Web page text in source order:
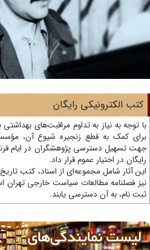
الکترونیکی رایگان
کمک به قطع زنجیره شیوع آن،
تسهیل دسترسی پژوهشگران در ایام
در اختیار عموم قرار داد.
آثار شامل مجموعه‌ای از اسناد، کتب تاریخ
فصلنامه مطالعات سیاست خارجی تهران
نام، به آن دسترسی یابند.